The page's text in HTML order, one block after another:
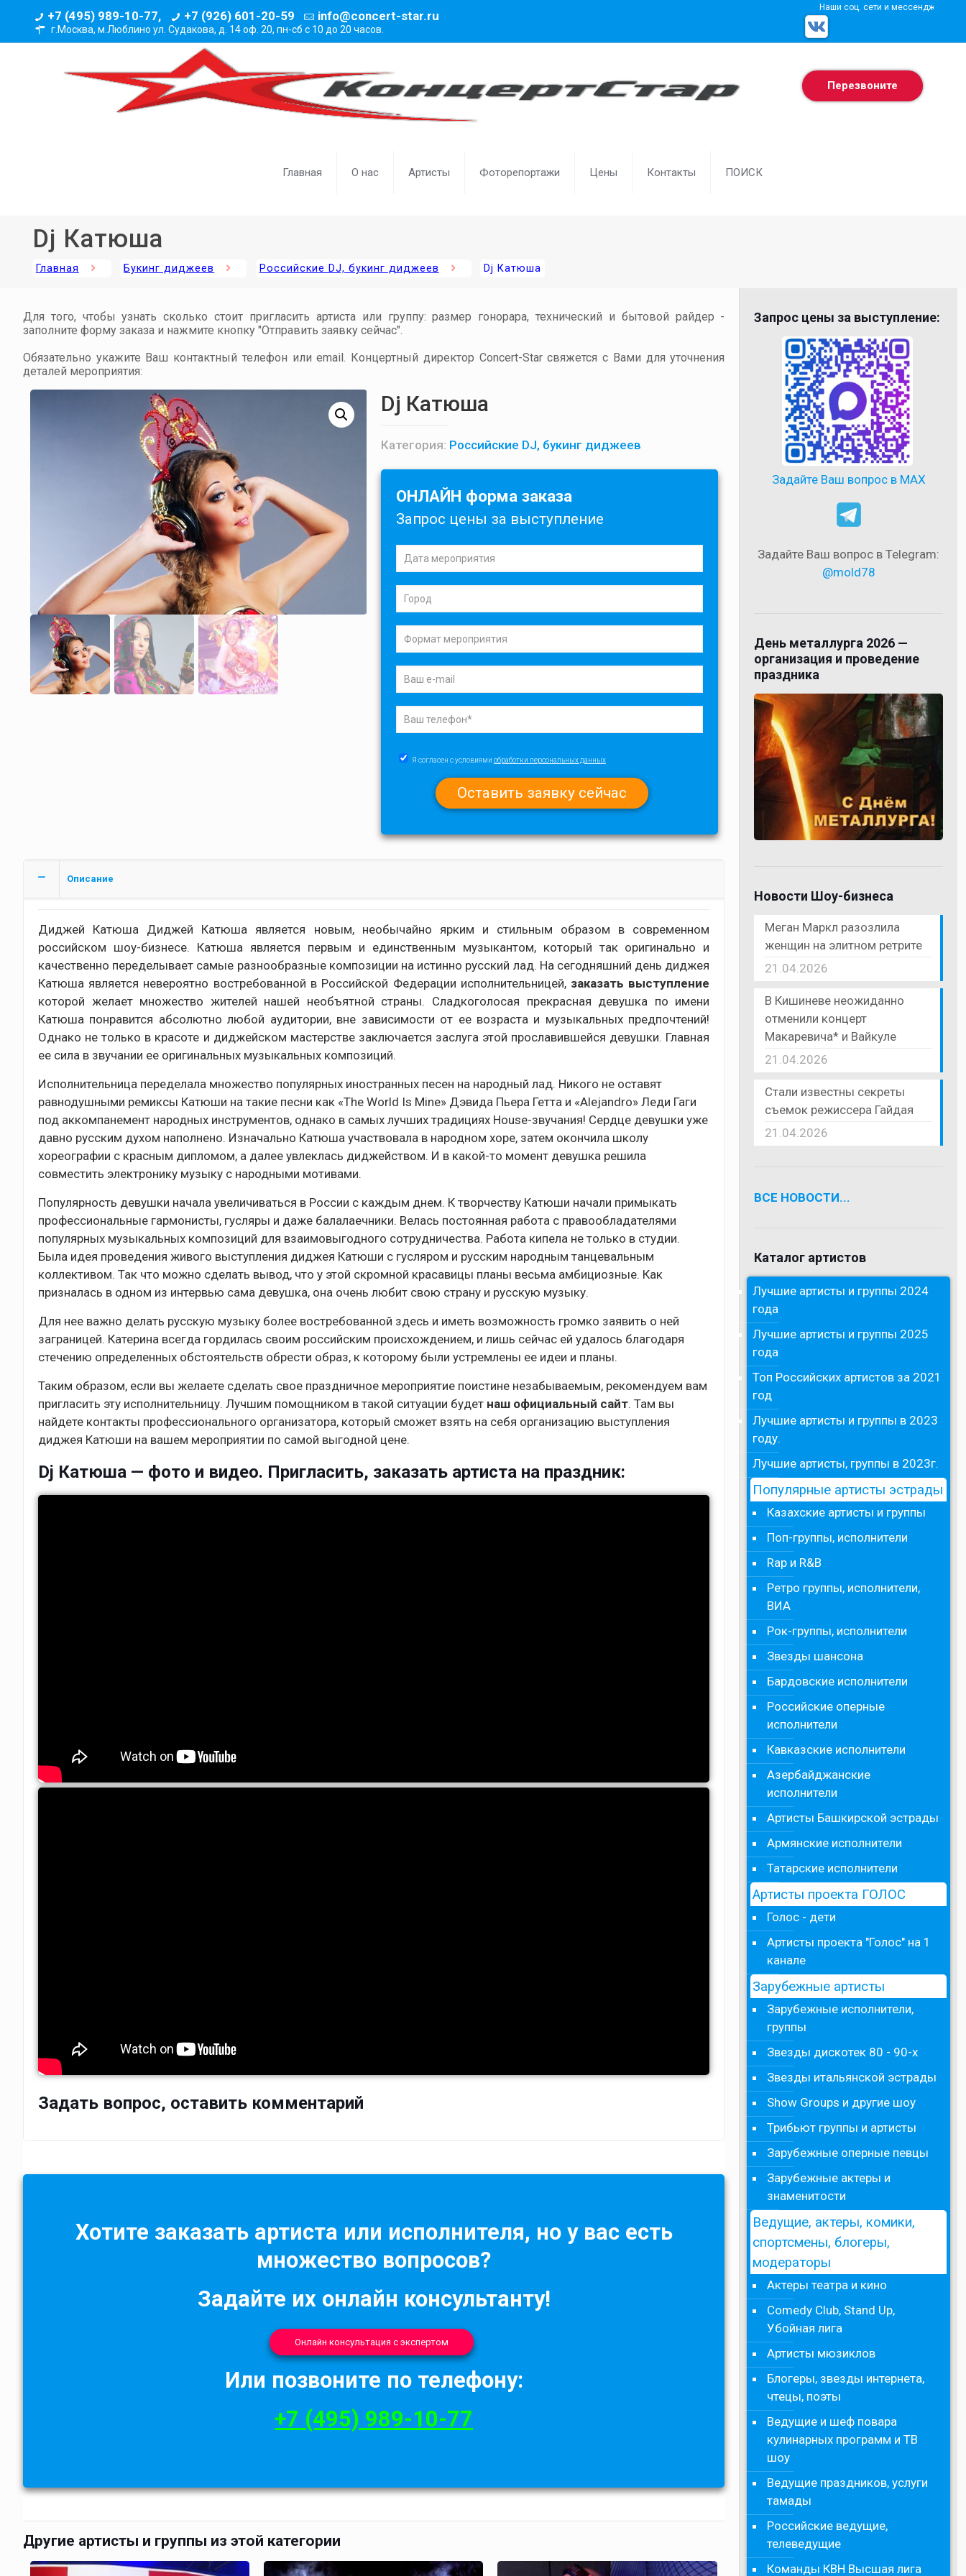
+7 (495) 989-10-77, +7 (926) 601-20-59 info@concert-star.ru
г.Москва, м.Люблино ул. Судакова, д. 14 оф. 20, пн-сб с 10 до 20 часов.
Наши соц. сети и мессенджеры
Главная О нас Артисты Фоторепортажи Цены Контакты ПОИСК
Перезвоните
Dj Катюша
Главная Букинг диджеев Российские DJ, букинг диджеев Dj Катюша
Для того, чтобы узнать сколько стоит пригласить артиста или группу: размер гонорара, технический и бытовой райдер -
заполните форму заказа и нажмите кнопку "Отправить заявку сейчас".
Обязательно укажите Ваш контактный телефон или email. Концертный директор Concert-Star свяжется с Вами для уточнения
деталей мероприятия:
Dj Катюша
Категория: Российские DJ, букинг диджеев
ОНЛАЙН форма заказа
Запрос цены за выступление
Я согласен с условиями обработки персональных данных
Описание
Диджей Катюша Диджей Катюша является новым, необычайно ярким и стильным образом в современном
российском шоу-бизнесе. Катюша является первым и единственным музыкантом, который так оригинально и
качественно переделывает самые разнообразные композиции на истинно русский лад. На сегодняшний день диджея
Катюша является невероятно востребованной в Российской Федерации исполнительницей, заказать выступление
которой желает множество жителей нашей необъятной страны. Сладкоголосая прекрасная девушка по имени
Катюша понравится абсолютно любой аудитории, вне зависимости от ее возраста и музыкальных предпочтений!
Однако не только в красоте и диджейском мастерстве заключается заслуга этой прославившейся девушки. Главная
ее сила в звучании ее оригинальных музыкальных композиций.
Исполнительница переделала множество популярных иностранных песен на народный лад. Никого не оставят
равнодушными ремиксы Катюши на такие песни как «The World Is Mine» Дэвида Пьера Гетта и «Alejandro» Леди Гаги
под аккомпанемент народных инструментов, однако в самых лучших традициях House-звучания! Сердце девушки уже
давно русским духом наполнено. Изначально Катюша участвовала в народном хоре, затем окончила школу
хореографии с красным дипломом, а далее увлеклась диджейством. И в какой-то момент девушка решила
совместить электронику музыку с народными мотивами.
Популярность девушки начала увеличиваться в России с каждым днем. К творчеству Катюши начали примыкать
профессиональные гармонисты, гусляры и даже балалаечники. Велась постоянная работа с правообладателями
популярных музыкальных композиций для взаимовыгодного сотрудничества. Работа кипела не только в студии.
Была идея проведения живого выступления диджея Катюши с гусляром и русским народным танцевальным
коллективом. Так что можно сделать вывод, что у этой скромной красавицы планы весьма амбициозные. Как
призналась в одном из интервью сама девушка, она очень любит свою страну и русскую музыку.
Для нее важно делать русскую музыку более востребованной здесь и иметь возможность громко заявить о ней
заграницей. Катерина всегда гордилась своим российским происхождением, и лишь сейчас ей удалось благодаря
стечению определенных обстоятельств обрести образ, к которому были устремлены ее идеи и планы.
Таким образом, если вы желаете сделать свое праздничное мероприятие поистине незабываемым, рекомендуем вам
пригласить эту исполнительницу. Лучшим помощником в такой ситуации будет наш официальный сайт. Там вы
найдете контакты профессионального организатора, который сможет взять на себя организацию выступления
диджея Катюши на вашем мероприятии по самой выгодной цене.
Dj Катюша — фото и видео. Пригласить, заказать артиста на праздник:
Задать вопрос, оставить комментарий
Хотите заказать артиста или исполнителя, но у вас есть
множество вопросов?
Задайте их онлайн консультанту!
Онлайн консультация с экспертом
Или позвоните по телефону:
+7 (495) 989-10-77
Другие артисты и группы из этой категории
Запрос цены за выступление:
Задайте Ваш вопрос в MAX
Задайте Ваш вопрос в Telegram:
@mold78
День металлурга 2026 —
организация и проведение
праздника
Новости Шоу-бизнеса
Меган Маркл разозлила
женщин на элитном ретрите
21.04.2026
В Кишиневе неожиданно
отменили концерт
Макаревича* и Вайкуле
21.04.2026
Стали известны секреты
съемок режиссера Гайдая
21.04.2026
ВСЕ НОВОСТИ...
Каталог артистов
Лучшие артисты и группы 2024
года
Лучшие артисты и группы 2025
года
Топ Российских артистов за 2021
год
Лучшие артисты и группы в 2023
году.
Лучшие артисты, группы в 2023г.
Популярные артисты эстрады
Казахские артисты и группы
Поп-группы, исполнители
Rap и R&B
Ретро группы, исполнители,
ВИА
Рок-группы, исполнители
Звезды шансона
Бардовские исполнители
Российские оперные
исполнители
Кавказские исполнители
Азербайджанские
исполнители
Артисты Башкирской эстрады
Армянские исполнители
Татарские исполнители
Артисты проекта ГОЛОС
Голос - дети
Артисты проекта "Голос" на 1
канале
Зарубежные артисты
Зарубежные исполнители,
группы
Звезды дискотек 80 - 90-х
Звезды итальянской эстрады
Show Groups и другие шоу
Трибьют группы и артисты
Зарубежные оперные певцы
Зарубежные актеры и
знаменитости
Ведущие, актеры, комики,
спортсмены, блогеры,
модераторы
Актеры театра и кино
Comedy Club, Stand Up,
Убойная лига
Артисты мюзиклов
Блогеры, звезды интернета,
чтецы, поэты
Ведущие и шеф повара
кулинарных программ и ТВ
шоу
Ведущие праздников, услуги
тамады
Российские ведущие,
телеведущие
Команды КВН Высшая лига